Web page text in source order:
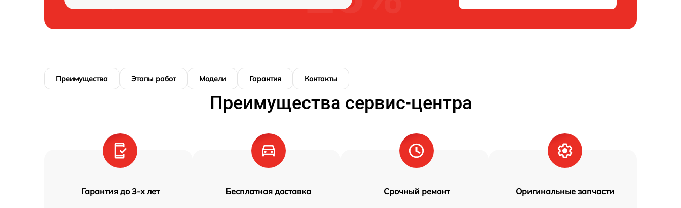
Преимущества Этапы работ Модели Гарантия Контакты
Преимущества сервис-центра
Гарантия до 3-х лет Бесплатная доставка Срочный ремонт Оригинальные запчасти